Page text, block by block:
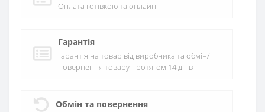
Оплата готівкою та онлайн
Гарантія
гарантія на товар від виробника та обмін/
повернення товару протягом 14 днів
Обмін та повернення